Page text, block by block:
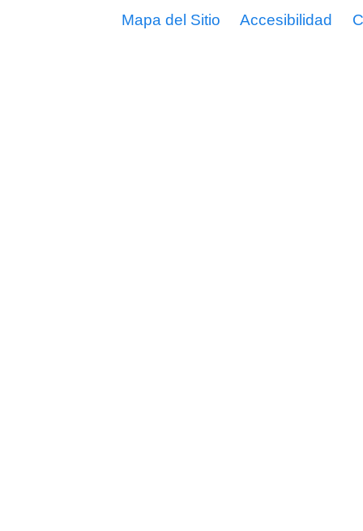
Mapa del Sitio Accesibilidad